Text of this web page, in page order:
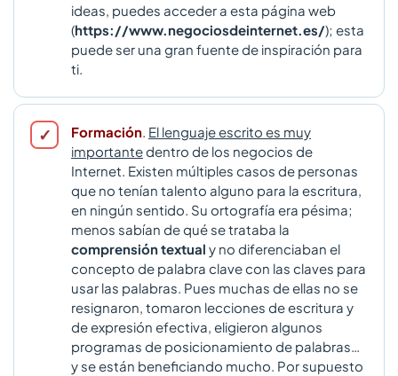
ideas, puedes acceder a esta página web
(https://www.negociosdeinternet.es/); esta
puede ser una gran fuente de inspiración para
ti.
Formación. El lenguaje escrito es muy
importantedentro de los negocios de
Internet. Existen múltiples casos de personas
que no tenían talento alguno para la escritura,
en ningún sentido. Su ortografía era pésima;
menos sabían de qué se trataba la
comprensión textual y no diferenciaban el
concepto de palabra clave con las claves para
usar las palabras. Pues muchas de ellas no se
resignaron, tomaron lecciones de escritura y
de expresión efectiva, eligieron algunos
programas de posicionamiento de palabras…
y se están beneficiando mucho. Por supuesto